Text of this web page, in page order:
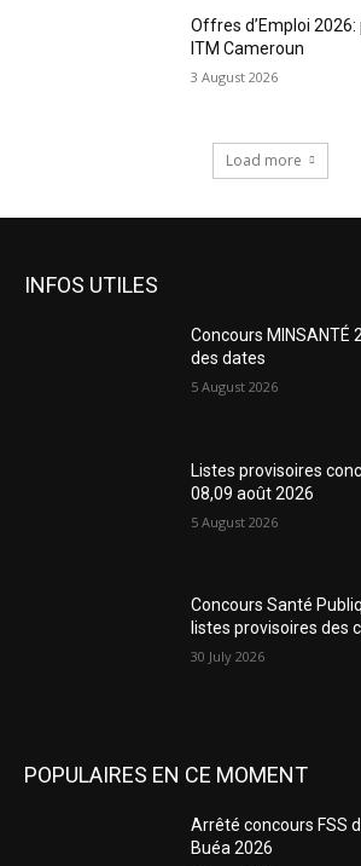
Offres d’Emploi
ITM Cameroun
3 August 2026
Load more
INFOS UTILES
Concours MINSANTÉ
des dates
5 August 2026
Listes provisoires
08,09 août 2026
5 August 2026
Concours Santé
listes provisoires des
30 July 2026
POPULAIRES EN CE MOMENT
Arrêté concours FSS
Buéa 2026